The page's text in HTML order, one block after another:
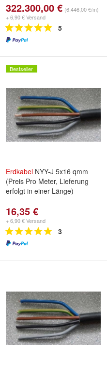
322.300,00 € (6.446,00 €/m)
+ 6,90 € Versand
5
Bestseller
Erdkabel NYY-J 5x16 qmm
(Preis Pro Meter, Lieferung
erfolgt in einer Länge)
16,35 €
+ 6,90 € Versand
3